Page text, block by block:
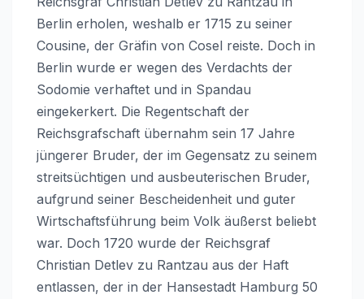
Berlin erholen, weshalb er 1715 zu seiner
Cousine, der Gräfin von Cosel reiste. Doch in
Berlin wurde er wegen des Verdachts der
Sodomie verhaftet und in Spandau
eingekerkert. Die Regentschaft der
Reichsgrafschaft übernahm sein 17 Jahre
jüngerer Bruder, der im Gegensatz zu seinem
streitsüchtigen und ausbeuterischen Bruder,
aufgrund seiner Bescheidenheit und guter
Wirtschaftsführung beim Volk äußerst beliebt
war. Doch 1720 wurde der Reichsgraf
Christian Detlev zu Rantzau aus der Haft
entlassen, der in der Hansestadt Hamburg 50